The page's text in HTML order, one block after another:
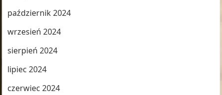
październik 2024
wrzesień 2024
sierpień 2024
lipiec 2024
czerwiec 2024